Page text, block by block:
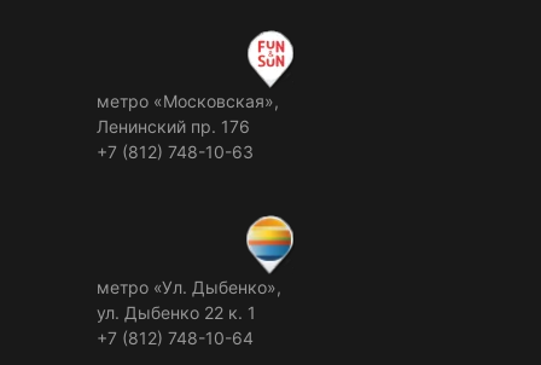
метро «Московская»,
Ленинский пр. 176
+7 (812) 748-10-63
метро «Ул. Дыбенко»,
ул. Дыбенко 22 к. 1
+7 (812) 748-10-64